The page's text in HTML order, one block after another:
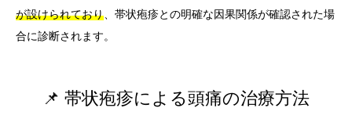
が設けられており 、帯状疱疹との明確な因果関係が確認された場
合に診断されます。
📌 帯状疱疹による頭痛の治療方法